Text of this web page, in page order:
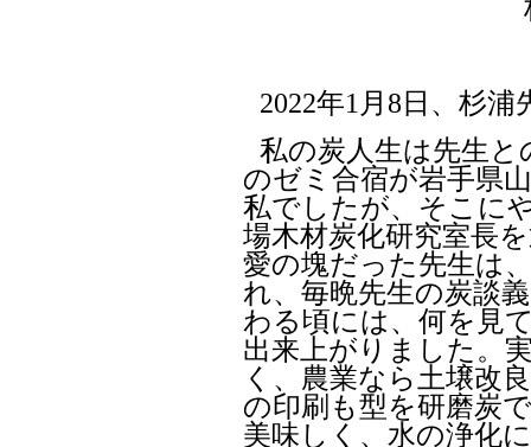
2022年1 月 8 日、杉浦
私の炭人生は先生
のゼミ合宿が岩手県
私でしたが、そこに
場木材炭化研究室長
愛の塊だった先生は
れ、毎晩先生の炭談
わる頃には、何を見
出来上がりました。
く、農業なら土壌改
の印刷も型を研磨炭
美味しく、水の浄化